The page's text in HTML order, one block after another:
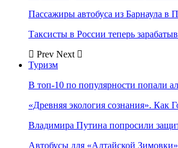
Пассажиры автобуса из Барнаула в
Таксисты в России теперь
Prev Next
Туризм
В топ-10 по популярности попали
«Древняя экология сознания». Как
Владимира Путина попросили
Автобусы для «Алтайской